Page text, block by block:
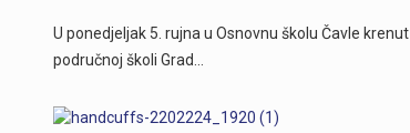
U ponedjeljak 5. rujna u Osnovnu školu Čavle
područnoj školi Grad…